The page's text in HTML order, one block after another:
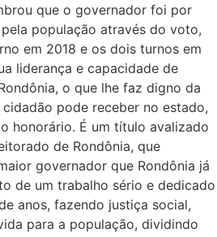
que o governador foi por
população através do voto,
em 2018 e os dois turnos em
liderança e capacidade de
o que lhe faz digno da
pode receber no estado,
honorário. É um título avalizado
de Rondônia, que
governador que Rondônia já
de um trabalho sério e dedicado
anos, fazendo justiça social,
para a população, dividindo